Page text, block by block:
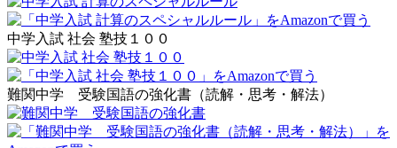
中学入試 社会 塾技１００
難関中学 受験国語の強化書（読解・思考・解法）